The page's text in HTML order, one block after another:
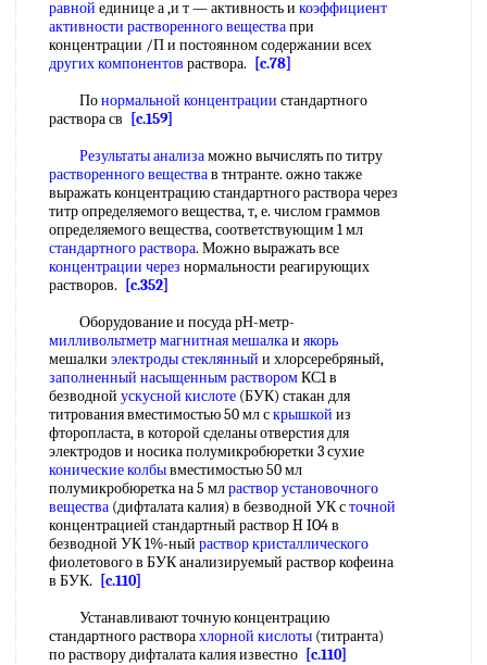
равной единице а ,и т — активность и коэффициент
активности растворенного веществапри
концентрации /П и постоянном содержании всех
других компонентов раствора.
[c.78]
Понормальной концентрации стандартного
раствора св
[c.159]
Результаты анализаможно вычислять по титру
растворенного веществав тнтранте. oжнo также
выражать концентрацию стандартного раствора через
титр определяемого вещества, т, е. числом граммов
определяемого вещества, соответствующим 1 мл
стандартного раствора. Можно выражать все
концентрации через нормальности реагирующих
растворов.
[c.352]
Оборудование и посуда рН-метр-
милливольтметрмагнитная мешалкаи якорь
мешалки электроды стеклянный и хлорсеребряный,
заполненный насыщенным растворомКС1 в
безводной ускусной кислоте (БУК) стакан для
титрования вместимостью 50 мл скрышкой из
фторопласта, в которой сделаны отверстия для
электродов и носика полумикробюретки 3 сухие
конические колбывместимостью 50 мл
полумикробюретка на 5 млраствор установочного
вещества (дифталата калия) в безводной УК сточной
концентрацией стандартный раствор H IO4 в
безводной УК 1%-ный раствор кристаллического
фиолетового в БУК анализируемый раствор кофеина
в БУК.
[c.110]
Устанавливают точную концентрацию
стандартного растворахлорной кислоты (титранта)
по раствору дифталата калия известно [c.110]